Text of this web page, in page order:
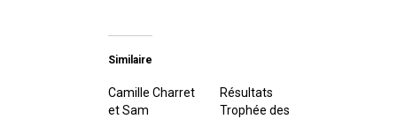
Similaire
Camille Charret
et Sam
Résultats
Trophée des